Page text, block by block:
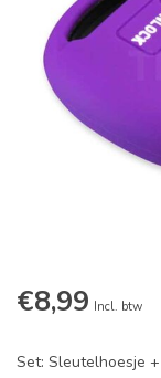
€8,99 Incl. btw
Set: Sleutelhoesje